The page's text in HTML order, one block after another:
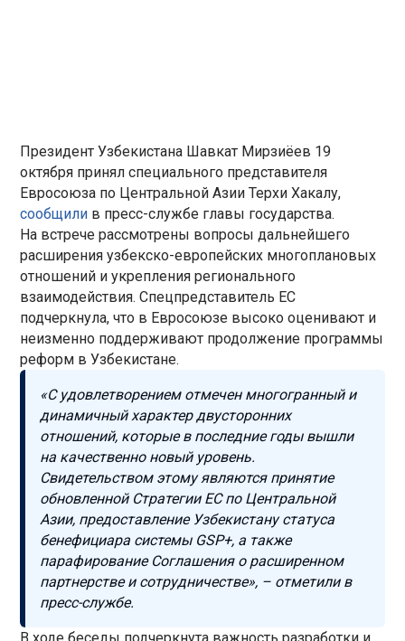
Президент Узбекистана Шавкат Мирзиёев 19
октября принял специального представителя
Евросоюза по Центральной Азии Терхи Хакалу,
сообщили в пресс-службе главы государства.
На встрече рассмотрены вопросы дальнейшего
расширения узбекско-европейских многоплановых
отношений и укрепления регионального
взаимодействия. Спецпредставитель ЕС
подчеркнула, что в Евросоюзе высоко оценивают и
неизменно поддерживают продолжение программы
реформ в Узбекистане.
«С удовлетворением отмечен многогранный и
динамичный характер двусторонних
отношений, которые в последние годы вышли
на качественно новый уровень.
Свидетельством этому являются принятие
обновленной Стратегии ЕС по Центральной
Азии, предоставление Узбекистану статуса
бенефициара системы GSP+, а также
парафирование Соглашения о расширенном
партнерстве и сотрудничестве», – отметили в
пресс-службе.